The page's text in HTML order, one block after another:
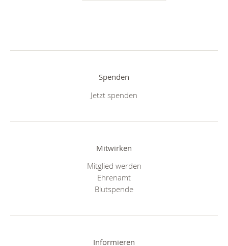
Spenden
Jetzt spenden
Mitwirken
Mitglied werden
Ehrenamt
Blutspende
Informieren